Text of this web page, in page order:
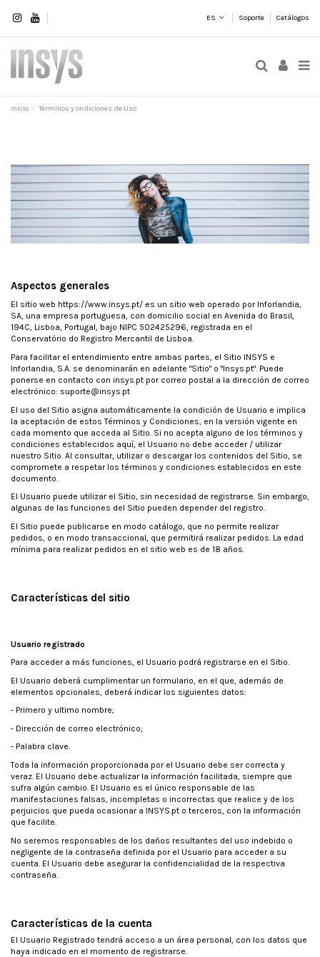
ES Soporte Catálogos
Inicio Términos y ondiciones de Uso
Aspectos generales
El sitio web https://www.insys.pt/ es un sitio web operado por Inforlandia,
SA, una empresa portuguesa, con domicilio social en Avenida do Brasil,
194C, Lisboa, Portugal, bajo NIPC 502425296, registrada en el
Conservatório do Registro Mercantil de Lisboa.
Para facilitar el entendimiento entre ambas partes, el Sitio INSYS e
Inforlandia, S.A. se denominarán en adelante "Sitio" o "Insys.pt". Puede
ponerse en contacto con insys.pt por correo postal a la dirección de correo
electrónico: suporte@insys.pt
El uso del Sitio asigna automáticamente la condición de Usuario e implica
la aceptación de estos Términos y Condiciones, en la versión vigente en
cada momento que acceda al Sitio. Si no acepta alguno de los términos y
condiciones establecidos aquí, el Usuario no debe acceder / utilizar
nuestro Sitio. Al consultar, utilizar o descargar los contenidos del Sitio, se
compromete a respetar los términos y condiciones establecidos en este
documento.
El Usuario puede utilizar el Sitio, sin necesidad de registrarse. Sin embargo,
algunas de las funciones del Sitio pueden depender del registro.
El Sitio puede publicarse en modo catálogo, que no permite realizar
pedidos, o en modo transaccional, que permitirá realizar pedidos. La edad
mínima para realizar pedidos en el sitio web es de 18 años.
Características del sitio
Usuario registrado
Para acceder a más funciones, el Usuario podrá registrarse en el Sitio.
El Usuario deberá cumplimentar un formulario, en el que, además de
elementos opcionales, deberá indicar los siguientes datos:
- Primero y ultimo nombre;
- Dirección de correo electrónico;
- Palabra clave.
Toda la información proporcionada por el Usuario debe ser correcta y
veraz. El Usuario debe actualizar la información facilitada, siempre que
sufra algún cambio. El Usuario es el único responsable de las
manifestaciones falsas, incompletas o incorrectas que realice y de los
perjuicios que pueda ocasionar a INSYS.pt o terceros, con la información
que facilite.
No seremos responsables de los daños resultantes del uso indebido o
negligente de la contraseña definida por el Usuario para acceder a su
cuenta. El Usuario debe asegurar la confidencialidad de la respectiva
contraseña.
Características de la cuenta
El Usuario Registrado tendrá acceso a un área personal, con los datos que
haya indicado en el momento de registrarse.